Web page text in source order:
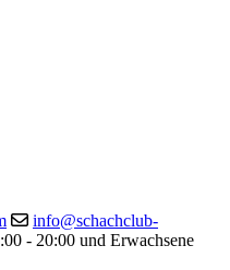
info@schachclub-
- 20:00 und Erwachsene